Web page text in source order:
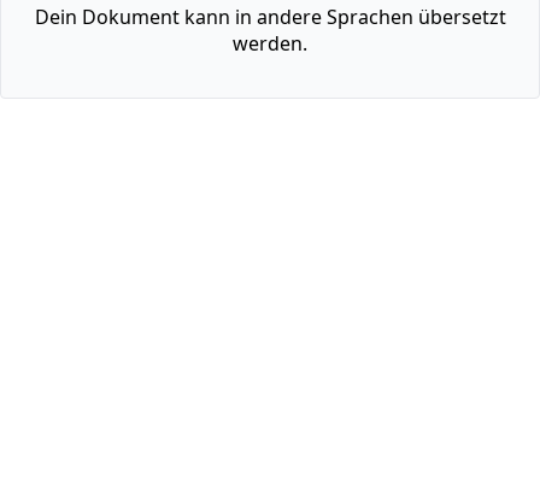
Dein Dokument kann in andere Sprachen übersetzt
werden.